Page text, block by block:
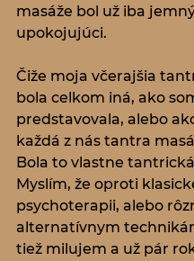
masáže bol už iba
upokojujúci.
Čiže moja včerajšia
bola celkom iná, ako
predstavovala, alebo
každá z nás tantra
Bola to vlastne
Myslím, že oproti
psychoterapii, alebo
alternatívnym
tiež milujem a už pár